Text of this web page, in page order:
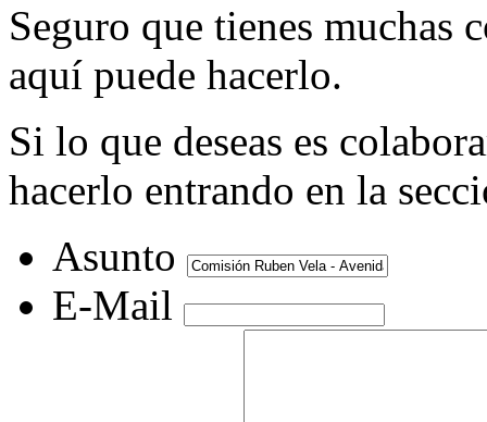
Seguro que tienes muchas
aquí puede hacerlo.
Si lo que deseas es
hacerlo entrando en la
Asunto
E-Mail